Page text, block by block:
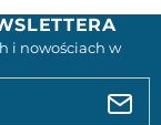
i nowościach w